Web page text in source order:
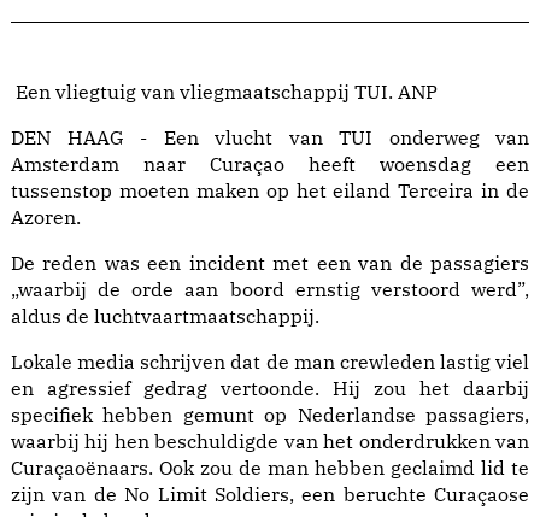
Een vliegtuig van vliegmaatschappij TUI. ANP
DEN HAAG - Een vlucht van TUI onderweg van
Amsterdam naar Curaçao heeft woensdag een
tussenstop moeten maken op het eiland Terceira in de
Azoren.
De reden was een incident met een van de passagiers
„waarbij de orde aan boord ernstig verstoord werd”,
aldus de luchtvaartmaatschappij.
Lokale media schrijven dat de man crewleden lastig viel
en agressief gedrag vertoonde. Hij zou het daarbij
specifiek hebben gemunt op Nederlandse passagiers,
waarbij hij hen beschuldigde van het onderdrukken van
Curaçaoënaars. Ook zou de man hebben geclaimd lid te
zijn van de No Limit Soldiers, een beruchte Curaçaose